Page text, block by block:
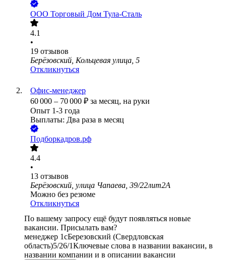
ООО Торговый Дом Тула-Сталь
4.1
•
19 отзывов
Берёзовский, Кольцевая улица, 5
Откликнуться
Офис-менеджер
60 000 – 70 000 ₽ за месяц, на руки
Опыт 1-3 года
Выплаты: Два раза в месяц
Подборкадров.рф
4.4
•
13 отзывов
Берёзовский, улица Чапаева, 39/22лит2А
Можно без резюме
Откликнуться
По вашему запросу ещё будут появляться новые
вакансии. Присылать вам?
менеджер 1сБерезовский (Свердловская
область)5/26/1Ключевые слова в названии вакансии, в
названии компании и в описании вакансии